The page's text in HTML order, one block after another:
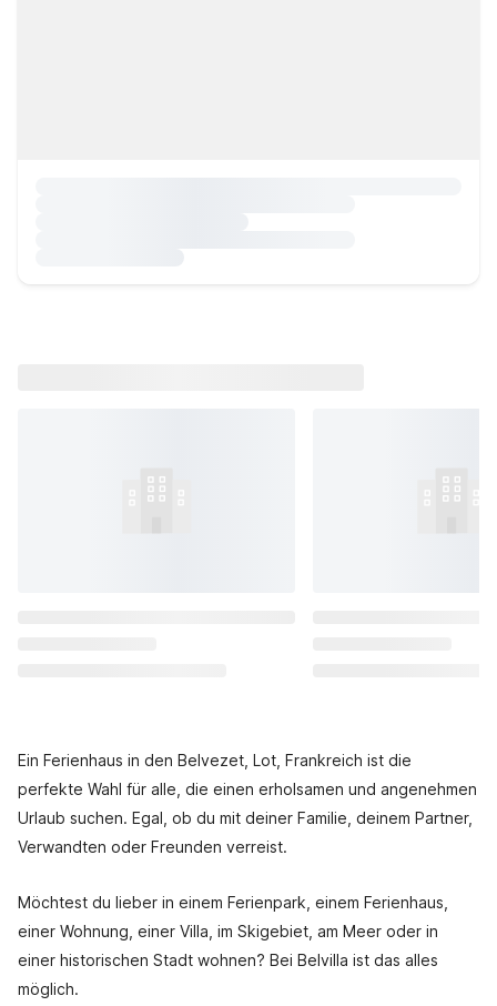
Ein Ferienhaus in den Belvezet, Lot, Frankreich ist die
perfekte Wahl für alle, die einen erholsamen und angenehmen
Urlaub suchen. Egal, ob du mit deiner Familie, deinem Partner,
Verwandten oder Freunden verreist.
Möchtest du lieber in einem Ferienpark, einem Ferienhaus,
einer Wohnung, einer Villa, im Skigebiet, am Meer oder in
einer historischen Stadt wohnen? Bei Belvilla ist das alles
möglich.